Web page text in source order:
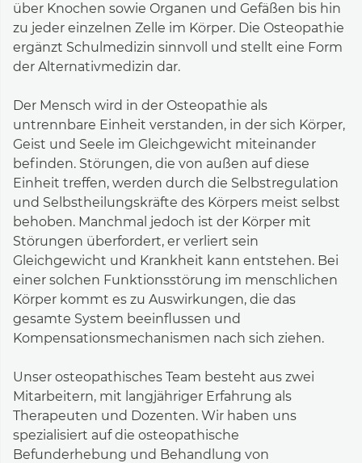
über Knochen sowie Organen und Gefäßen bis hin
zu jeder einzelnen Zelle im Körper. Die Osteopathie
ergänzt Schulmedizin sinnvoll und stellt eine Form
der Alternativmedizin dar.
Der Mensch wird in der Osteopathie als
untrennbare Einheit verstanden, in der sich Körper,
Geist und Seele im Gleichgewicht miteinander
befinden. Störungen, die von außen auf diese
Einheit treffen, werden durch die Selbstregulation
und Selbstheilungskräfte des Körpers meist selbst
behoben. Manchmal jedoch ist der Körper mit
Störungen überfordert, er verliert sein
Gleichgewicht und Krankheit kann entstehen. Bei
einer solchen Funktionsstörung im menschlichen
Körper kommt es zu Auswirkungen, die das
gesamte System beeinflussen und
Kompensationsmechanismen nach sich ziehen.
Unser osteopathisches Team besteht aus zwei
Mitarbeitern, mit langjähriger Erfahrung als
Therapeuten und Dozenten. Wir haben uns
spezialisiert auf die osteopathische
Befunderhebung und Behandlung von